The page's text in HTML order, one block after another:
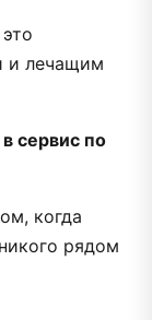
и лечащим
сервис по
когда
рядом